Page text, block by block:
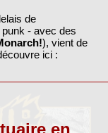
de
- avec des
), vient de
ici :